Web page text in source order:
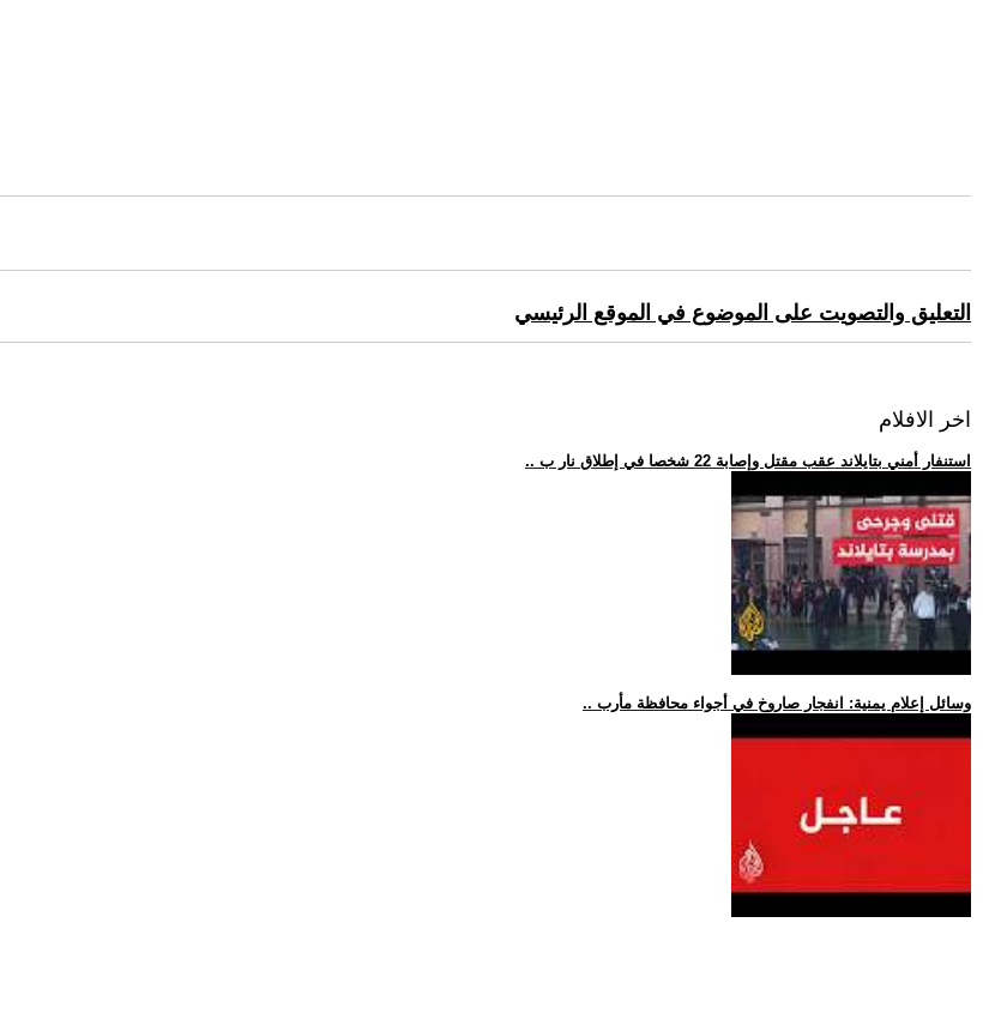
التعليق والتصويت على الموضوع في الموقع الرئيسي
اخر الافلام
.. استنفار أمني بتايلاند عقب مقتل وإصابة 22 شخصا في إطلاق نار ب
.. وسائل إعلام يمنية: انفجار صاروخ في أجواء محافظة مأرب